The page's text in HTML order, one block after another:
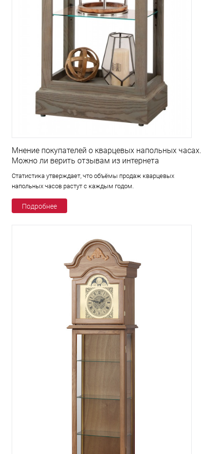
Мнение покупателей о кварцевых напольных часах.
Можно ли верить отзывам из интернета
Статистика утверждает, что объёмы продаж кварцевых
напольных часов растут с каждым годом.
Подробнее